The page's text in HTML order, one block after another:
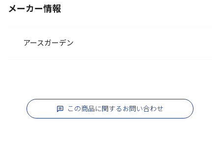
メーカー情報
アースガーデン
この商品に関するお問い合わせ